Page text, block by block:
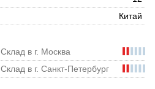
Китай
Склад в г. Москва
Склад в г. Санкт-Петербург